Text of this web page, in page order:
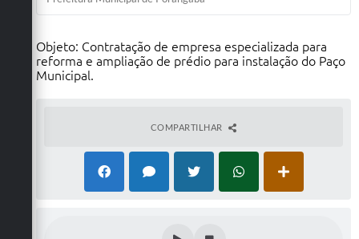
Objeto: Contratação de empresa especializada para
reforma e ampliação de prédio para instalação do Paço
Municipal.
COMPARTILHAR